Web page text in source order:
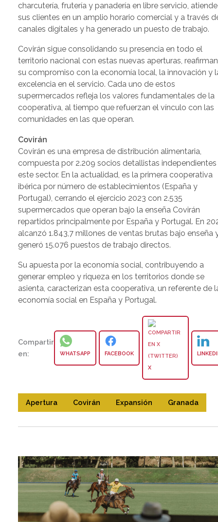
charcutería, frutería y panadería en libre servicio,
sus clientes en un amplio horario comercial y a través
canales digitales y ha generado un puesto de trabajo.
Covirán sigue consolidando su presencia en todo el
territorio nacional con estas nuevas aperturas,
su compromiso con la economía local, la innovación y
excelencia en el servicio. Cada uno de estos
supermercados refleja los valores fundamentales de la
cooperativa, al tiempo que refuerzan el vínculo con las
comunidades en las que operan.
Covirán
Covirán es una empresa de distribución alimentaria,
compuesta por 2.209 socios detallistas
este sector. En la actualidad, es la primera cooperativa
ibérica por número de establecimientos (España y
Portugal), cerrando el ejercicio 2023 con 2.535
supermercados que operan bajo la enseña Covirán
repartidos principalmente por España y Portugal. En
alcanzó 1.843,7 millones de ventas brutas bajo enseña
generó 15.076 puestos de trabajo directos.
Su apuesta por la economía social, contribuyendo a
generar empleo y riqueza en los territorios donde se
asienta, caracterizan esta cooperativa, un referente de
economía social en España y Portugal.
Compartir
en:
WHATSAPP FACEBOOK
X
Apertura Covirán Expansión Granada